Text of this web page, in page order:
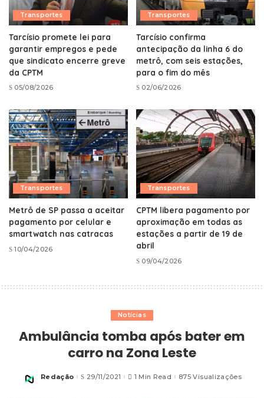
Transportes
Tarcísio promete lei para
garantir empregos e pede
que sindicato encerre greve
da CPTM
05/08/2026
Transportes
Tarcísio confirma
antecipação da linha 6 do
metrô, com seis estações,
para o fim do mês
02/06/2026
Transportes
Metrô de SP passa a aceitar
pagamento por celular e
smartwatch nas catracas
10/04/2026
Transportes
CPTM libera pagamento por
aproximação em todas as
estações a partir de 19 de
abril
09/04/2026
Notícias
Ambulância tomba após bater em
carro na Zona Leste
Posted
Redação 29/11/2021 1 Min Read 875 Visualizações